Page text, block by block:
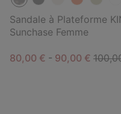
Sandale à Plateforme
Sunchase Femme
Minimum sale price:
80,00 € - Maximum sale
90,00 €